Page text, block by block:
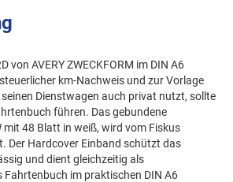
von AVERY ZWECKFORM im DIN A6
km-Nachweis und zur Vorlage
Dienstwagen auch privat nutzt, sollte
führen. Das gebundene
mit 48 Blatt in weiß, wird vom Fiskus
Der Hardcover Einband schützt das
und dient gleichzeitig als
Fahrtenbuch im praktischen DIN A6